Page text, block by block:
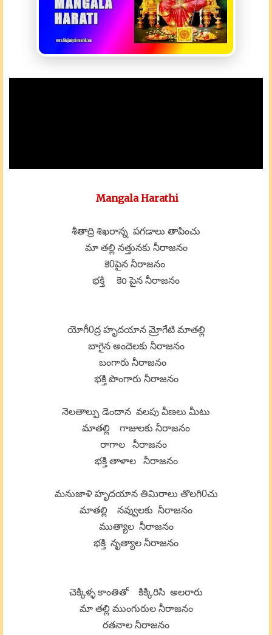
Mangala Harathi
శీతాద్రి శిఖరాన్న పగడాలు తాపించు
మా తల్లి నత్తునకు నీరాజనం
కె0పైన నీరాజనం
భక్తి కెo పైన నీరాజనం
యోగీ0ద్ర హృదయాన మ్రోగేటి మాతల్లి
బాగైన అందెలకు నీరాజనం
బంగారు నీరాజనం
భక్తి పొంగారు నీరాజనం
నెలతాల్పు డెందాన వలపు వీణలు మీటు
మాతల్లి గాజులకు నీరాజనం
రాగాల నీరాజనం
భక్తి తాళాల నీరాజనం
మనుజాళి హృదయాన తిమిరాలు తొలగి0చు
మాతల్లి నవ్వులకు నీరాజనం
ముత్యాల నీరాజనం
భక్తి నృత్యాల నీరాజనం
చెక్కిళ్ళ కాంతితో కిక్కిరిసి అలరారు
మా తల్లి ముంగురుల నీరాజనం
రతనాల నీరాజనం